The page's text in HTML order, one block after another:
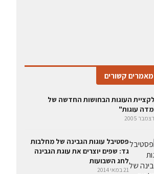
מאמרים קשורים
העוגות הבחושות החדשה של
עוגות"
פסטיבל עוגות הגבינה של מחלבות
גד: שפים יוצרים את עוגת הגבינה
לחג השבועות
21 במאי 2014